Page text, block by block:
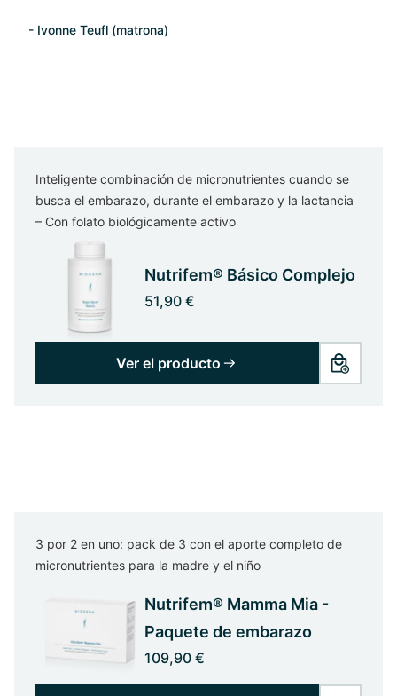
- Ivonne Teufl (matrona)
Inteligente combinación de micronutrientes cuando se
busca el embarazo, durante el embarazo y la lactancia
– Con folato biológicamente activo
Nutrifem® Básico Complejo
51,90 €
Ver el producto
3 por 2 en uno: pack de 3 con el aporte completo de
micronutrientes para la madre y el niño
Nutrifem® Mamma Mia -
Paquete de embarazo
109,90 €